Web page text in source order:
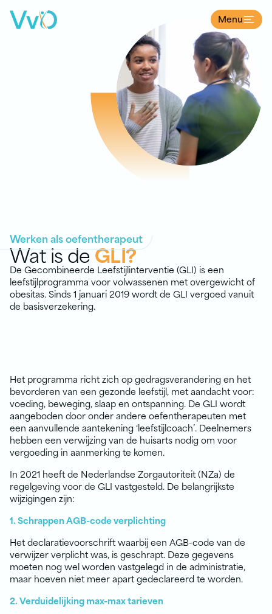
Ga naar de inhoud Menu
Werken als oefentherapeut
Wat is deGLI?
De Gecombineerde Leefstijlinterventie (GLI) is een
leefstijlprogramma voor volwassenen met overgewicht of
obesitas. Sinds 1 januari 2019 wordt de GLI vergoed vanuit
de basisverzekering.
Het programma richt zich op gedragsverandering en het
bevorderen van een gezonde leefstijl, met aandacht voor:
voeding, beweging, slaap en ontspanning. De GLI wordt
aangeboden door onder andere oefentherapeuten met
een aanvullende aantekening ‘leefstijlcoach’. Deelnemers
hebben een verwijzing van de huisarts nodig om voor
vergoeding in aanmerking te komen.
In 2021 heeft de Nederlandse Zorgautoriteit (NZa) de
regelgeving voor de GLI vastgesteld. De belangrijkste
wijzigingen zijn:
1. Schrappen AGB-code verplichting
Het declaratievoorschrift waarbij een AGB-code van de
verwijzer verplicht was, is geschrapt. Deze gegevens
moeten nog wel worden vastgelegd in de administratie,
maar hoeven niet meer apart gedeclareerd te worden.
2. Verduidelijking max-max tarieven